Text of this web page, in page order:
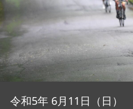
エン
JBCF
令和5年 6月11日（日）